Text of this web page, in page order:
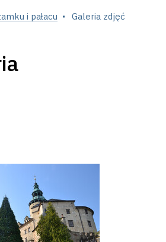
i pałacu Galeria zdjęć